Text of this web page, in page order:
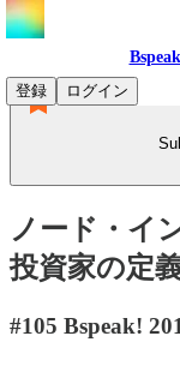
登録
ログイン
ノード・イ
投資家の定
#105 Bspeak!